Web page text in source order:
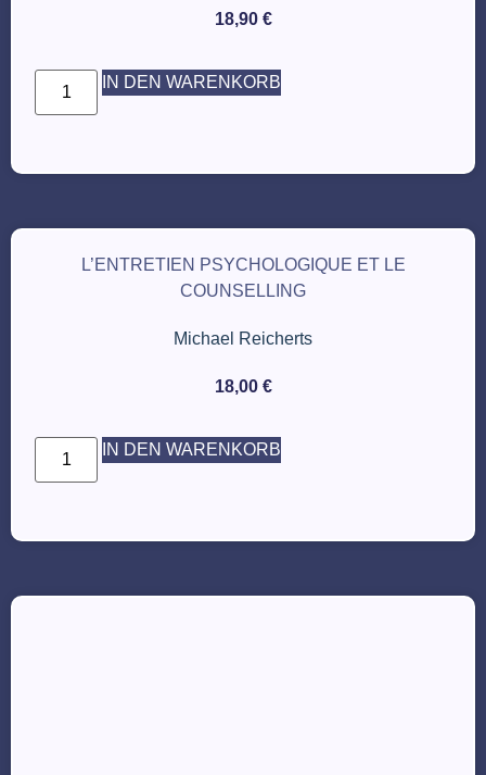
18,90 €
IN DEN WARENKORB
L’ENTRETIEN PSYCHOLOGIQUE ET LE
COUNSELLING
Michael Reicherts
18,00 €
IN DEN WARENKORB